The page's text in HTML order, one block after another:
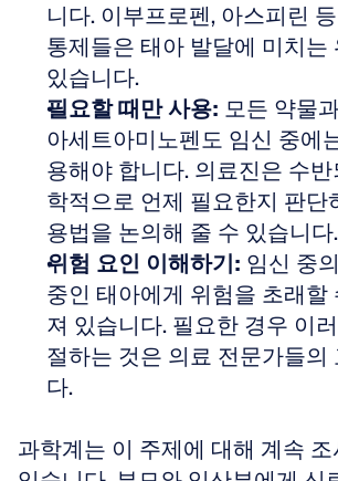
니다. 이부프로펜, 아스피린
통제들은 태아 발달에 미치는
있습니다.
필요할 때만 사용: 모든 약물
아세트아미노펜도 임신 중에
용해야 합니다. 의료진은 수
학적으로 언제 필요한지 판단
용법을 논의해 줄 수 있습니다.
위험 요인 이해하기: 임신 중
중인 태아에게 위험을 초래할
져 있습니다. 필요한 경우 이
절하는 것은 의료 전문가들의
다.
과학계는 이 주제에 대해 계속